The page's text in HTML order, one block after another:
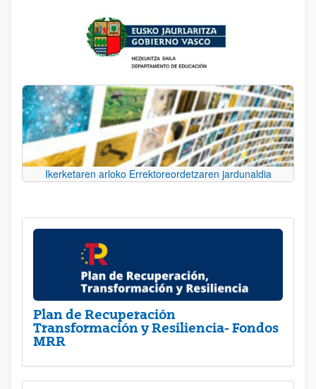
Ikerketaren arloko Errektoreordetzaren jardunaldia
Plan de Recuperación
Transformación y Resiliencia- Fondos
MRR